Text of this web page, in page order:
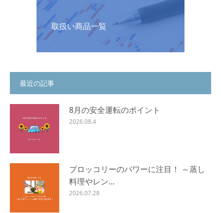
取扱い商品一覧
最近の記事
8月の安全運転のポイント
2026.08.4
ブロッコリーのパワーに注目！ ～蒸し
料理やレン…
2026.07.28